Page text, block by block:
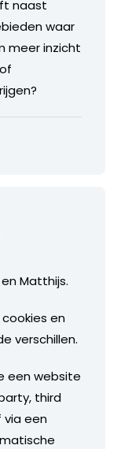
naast
waar
meer inzicht
Matthijs.
en
verschillen.
een website
third
via een